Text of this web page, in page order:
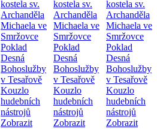
kostela sv.
Archanděla
Michaela ve
Smržovce
Poklad
Desná
Bohoslužby
v Tesařově
Kouzlo
hudebních
nástrojů
Zobrazit
kostela sv.
Archanděla
Michaela ve
Smržovce
Poklad
Desná
Bohoslužby
v Tesařově
Kouzlo
hudebních
nástrojů
Zobrazit
kostela sv.
Archanděla
Michaela ve
Smržovce
Poklad
Desná
Bohoslužby
v Tesařově
Kouzlo
hudebních
nástrojů
Zobrazit